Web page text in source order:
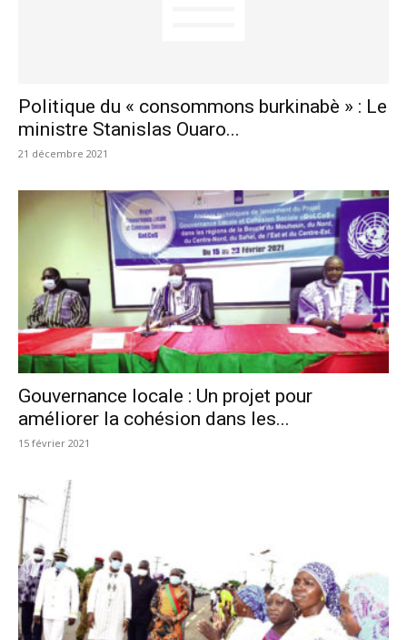
Politique du « consommons burkinabè » : Le
ministre Stanislas Ouaro...
21 décembre 2021
Gouvernance locale : Un projet pour
améliorer la cohésion dans les...
15 février 2021